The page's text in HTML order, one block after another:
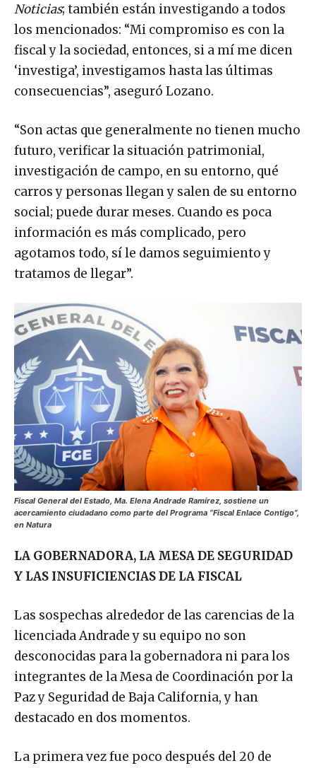
Noticias; también están investigando a todos
los mencionados: “Mi compromiso es con la
fiscal y la sociedad, entonces, si a mí me dicen
‘investiga’, investigamos hasta las últimas
consecuencias”, aseguró Lozano.
“Son actas que generalmente no tienen mucho
futuro, verificar la situación patrimonial,
investigación de campo, en su entorno, qué
carros y personas llegan y salen de su entorno
social; puede durar meses. Cuando es poca
información es más complicado, pero
agotamos todo, sí le damos seguimiento y
tratamos de llegar”.
Fiscal General del Estado, Ma. Elena Andrade Ramírez, sostiene un
acercamiento ciudadano como parte del Programa “Fiscal Enlace Contigo”,
en Natura
LA GOBERNADORA, LA MESA DE SEGURIDAD
Y LAS INSUFICIENCIAS DE LA FISCAL
Las sospechas alrededor de las carencias de la
licenciada Andrade y su equipo no son
desconocidas para la gobernadora ni para los
integrantes de la Mesa de Coordinación por la
Paz y Seguridad de Baja California, y han
destacado en dos momentos.
La primera vez fue poco después del 20 de